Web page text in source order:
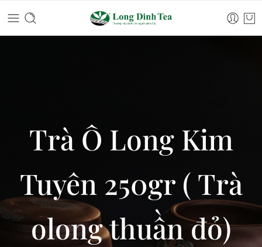
Trà Ô Long Kim
Tuyên 250gr ( Trà
olong thuần đỏ)